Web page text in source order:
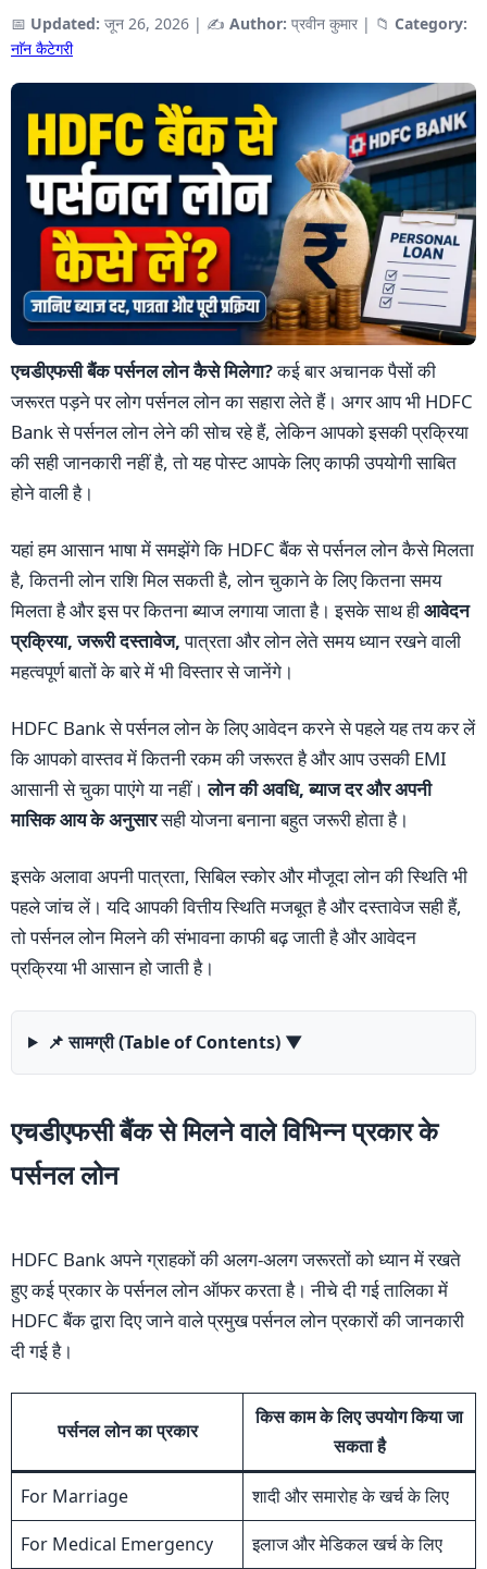
📅 Updated: जून 26, 2026 | ✍️ Author: प्रवीन कुमार | 📁 Category:
नाॅन कैटेगरी
एचडीएफसी बैंक पर्सनल लोन कैसे मिलेगा?कई बार अचानक पैसों की
जरूरत पड़ने पर लोग पर्सनल लोन का सहारा लेते हैं। अगर आप भी HDFC
Bank से पर्सनल लोन लेने की सोच रहे हैं, लेकिन आपको इसकी प्रक्रिया
की सही जानकारी नहीं है, तो यह पोस्ट आपके लिए काफी उपयोगी साबित
होने वाली है।
यहां हम आसान भाषा में समझेंगे कि HDFC बैंक से पर्सनल लोन कैसे मिलता
है, कितनी लोन राशि मिल सकती है, लोन चुकाने के लिए कितना समय
मिलता है और इस पर कितना ब्याज लगाया जाता है। इसके साथ हीआवेदन
प्रक्रिया, जरूरी दस्तावेज,पात्रता और लोन लेते समय ध्यान रखने वाली
महत्वपूर्ण बातों के बारे में भी विस्तार से जानेंगे।
HDFC Bank से पर्सनल लोन के लिए आवेदन करने से पहले यह तय कर लें
कि आपको वास्तव में कितनी रकम की जरूरत है और आप उसकी EMI
आसानी से चुका पाएंगे या नहीं।लोन की अवधि, ब्याज दर और अपनी
मासिक आय के अनुसारसही योजना बनाना बहुत जरूरी होता है।
इसके अलावा अपनी पात्रता, सिबिल स्कोर और मौजूदा लोन की स्थिति भी
पहले जांच लें। यदि आपकी वित्तीय स्थिति मजबूत है और दस्तावेज सही हैं,
तो पर्सनल लोन मिलने की संभावना काफी बढ़ जाती है और आवेदन
प्रक्रिया भी आसान हो जाती है।
📌 सामग्री (Table of Contents) ▼
एचडीएफसी बैंक से मिलने वाले विभिन्न प्रकार के
पर्सनल लोन
HDFC Bank अपने ग्राहकों की अलग-अलग जरूरतों को ध्यान में रखते
हुए कई प्रकार के पर्सनल लोन ऑफर करता है। नीचे दी गई तालिका में
HDFC बैंक द्वारा दिए जाने वाले प्रमुख पर्सनल लोन प्रकारों की जानकारी
दी गई है।
पर्सनल लोन का प्रकार
किस काम के लिए उपयोग किया जा
सकता है
For Marriage
शादी और समारोह के खर्च के लिए
For Medical Emergency
इलाज और मेडिकल खर्च के लिए